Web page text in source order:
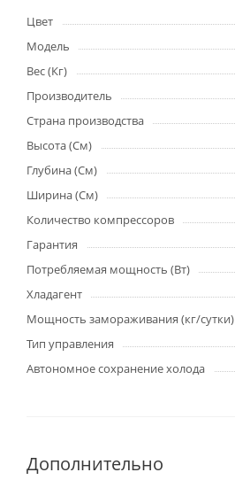
Цвет
Модель
Вес (Кг)
Производитель
Страна производства
Высота (См)
Глубина (См)
Ширина (См)
Количество компрессоров
Гарантия
Потребляемая мощность (Вт)
Хладагент
Мощность замораживания (кг/сутки)
Тип управления
Автономное сохранение холода
Дополнительно